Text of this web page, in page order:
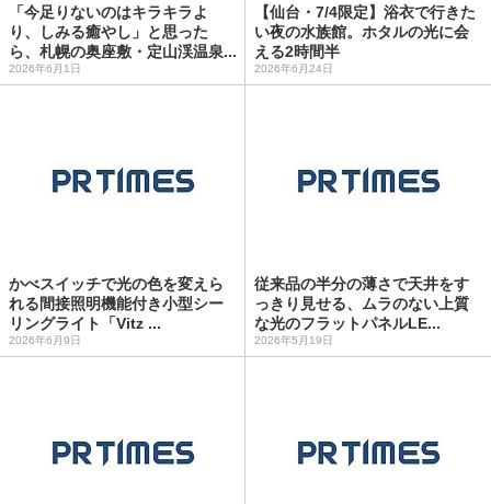
「今足りないのはキラキラよ
り、しみる癒やし」と思った
ら、札幌の奥座敷・定山渓温泉...
2026年6月1日
【仙台・7/4限定】浴衣で行きた
い夜の水族館。ホタルの光に会
える2時間半
2026年6月24日
かべスイッチで光の色を変えら
れる間接照明機能付き小型シー
リングライト「Vitz ...
2026年6月9日
従来品の半分の薄さで天井をす
っきり見せる、ムラのない上質
な光のフラットパネルLE...
2026年5月19日